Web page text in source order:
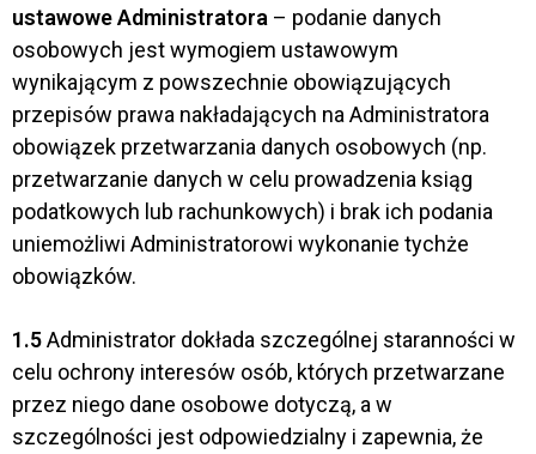
ustawowe Administratora – podanie danych
osobowych jest wymogiem ustawowym
wynikającym z powszechnie obowiązujących
przepisów prawa nakładających na Administratora
obowiązek przetwarzania danych osobowych (np.
przetwarzanie danych w celu prowadzenia ksiąg
podatkowych lub rachunkowych) i brak ich podania
uniemożliwi Administratorowi wykonanie tychże
obowiązków.
1.5Administrator dokłada szczególnej staranności w
celu ochrony interesów osób, których przetwarzane
przez niego dane osobowe dotyczą, a w
szczególności jest odpowiedzialny i zapewnia, że